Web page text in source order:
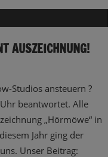
AUSZEICHNUNG!
Studios ansteuern ?
beantwortet. Alle
„Hörmöwe“ in
Jahr ging der
Unser Beitrag: